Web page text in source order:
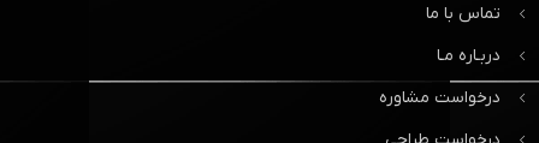
تماس با ما
دربـاره مـا
درخواست مشاوره